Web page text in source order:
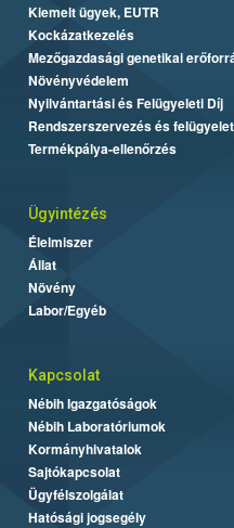
Kiemelt ügyek, EUTR
Kockázatkezelés
Mezőgazdasági genetikai
Növényvédelem
Nyilvántartási és Felügyeleti Díj
Rendszerszervezés és felügyelet
Termékpálya-ellenőrzés
Ügyintézés
Élelmiszer
Állat
Növény
Labor/Egyéb
Kapcsolat
Nébih Igazgatóságok
Nébih Laboratóriumok
Kormányhivatalok
Sajtókapcsolat
Ügyfélszolgálat
Hatósági jogsegély